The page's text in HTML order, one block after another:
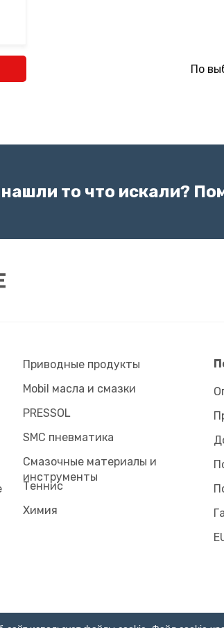
По
то что искали?
Приводные продукты
Mobil масла и смазки
PRESSOL
SMC пневматика
Смазочные материалы и
инструменты
Tеннис
Химия